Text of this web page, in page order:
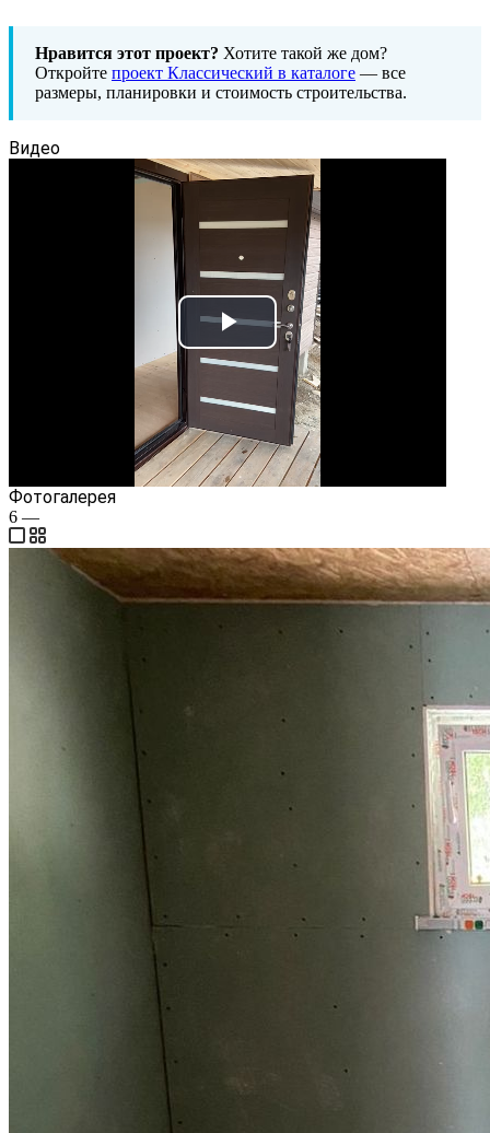
Нравится этот проект? Хотите такой же дом?
Откройте проект Классический в каталоге — все
размеры, планировки и стоимость строительства.
Видео
Play
Video
Фотогалерея
6 —